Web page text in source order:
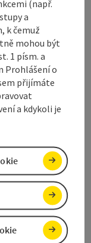
(např.
a
k čemuž
mohou být
1 písm. a
Prohlášení o
přijímáte
a kdykoli je